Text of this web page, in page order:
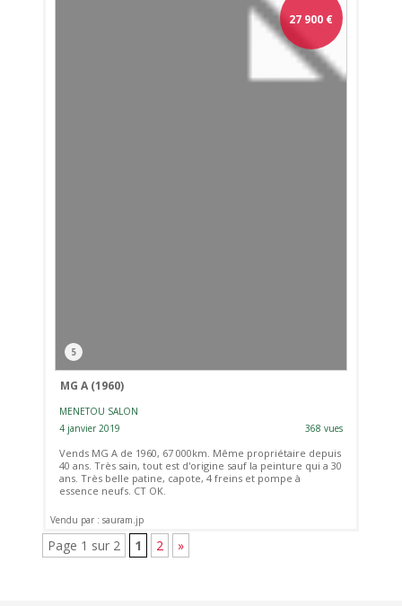
27 900 €
5
MG A (1960)
MENETOU SALON
4 janvier 2019
368 vues
Vends MG A de 1960, 67 000km. Même propriétaire depuis
40 ans. Très sain, tout est d'origine sauf la peinture qui a 30
ans. Très belle patine, capote, 4 freins et pompe à
essence neufs. CT OK.
Vendu par : sauram.jp
Page 1 sur 2 1 2 »